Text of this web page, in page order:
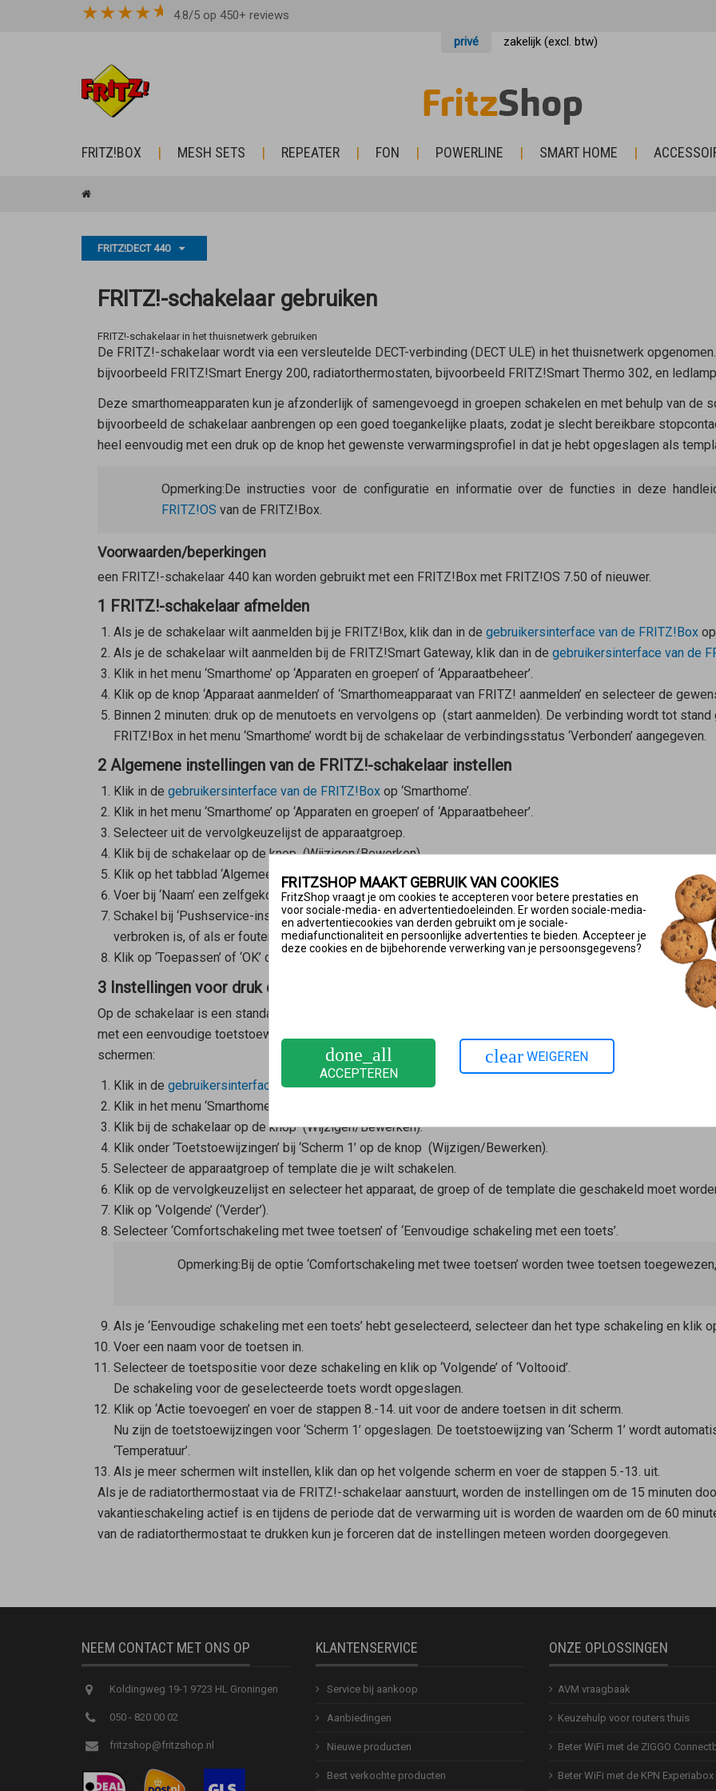
★★★★
4.8/5 op 450+ reviews
privé
zakelijk (excl. btw)
FRITZ!BOX MESH SETS REPEATER FON POWERLINE SMART HOME
FRITZ!DECT 440
FRITZ!-schakelaar gebruiken
FRITZ!-schakelaar in het thuisnetwerk gebruiken
De FRITZ!-schakelaar wordt via een versleutelde DECT-verbinding (DECT ULE) in het thuisnetwerk
bijvoorbeeld FRITZ!Smart Energy 200, radiatorthermostaten, bijvoorbeeld FRITZ!Smart Thermo 302, en
Deze smarthomeapparaten kun je afzonderlijk of samengevoegd in groepen schakelen en met behulp van de
bijvoorbeeld de schakelaar aanbrengen op een goed toegankelijke plaats, zodat je slecht bereikbare
heel eenvoudig met een druk op de knop het gewenste verwarmingsprofiel in dat je hebt opgeslagen als
Opmerking: De instructies voor de configuratie en informatie over de functies in deze
FRITZ!OS van de FRITZ!Box.
Voorwaarden/beperkingen
een FRITZ!-schakelaar 440 kan worden gebruikt met een FRITZ!Box met FRITZ!OS 7.50 of nieuwer.
1 FRITZ!-schakelaar afmelden
Als je de schakelaar wilt aanmelden bij je FRITZ!Box, klik dan in de gebruikersinterface van de FRITZ!Boxop
Als je de schakelaar wilt aanmelden bij de FRITZ!Smart Gateway, klik dan in de gebruikersinterface van de
Klik in het menu ‘Smarthome’ op ‘Apparaten en groepen’ of ‘Apparaatbeheer’.
Klik op de knop ‘Apparaat aanmelden’ of ‘Smarthomeapparaat van FRITZ! aanmelden’ en selecteer de
Binnen 2 minuten: druk op de menutoets en vervolgens op (start aanmelden). De verbinding wordt tot
FRITZ!Box in het menu ‘Smarthome’ wordt bij de schakelaar de verbindingsstatus ‘Verbonden’ aangegeven.
2 Algemene instellingen van de FRITZ!-schakelaar instellen
Klik in de gebruikersinterface van de FRITZ!Boxop ‘Smarthome’.
Klik in het menu ‘Smarthome’ op ‘Apparaten en groepen’ of ‘Apparaatbeheer’.
Selecteer uit de vervolgkeuzelijst de apparaatgroep.
Klik bij de schakelaar op de knop(Wijzigen/Bewerken).
Klik op het tabblad ‘Algemeen’.
Voer bij ‘Naam’ een zelfgekozen naam in voor de schakelaar.
Schakel bij ‘Pushservice-instellingen’ de optie ‘Pushservice actief’ in, zodat je een e-mail ontvangt als de
verbroken is, of als er fouten optreden.
Klik op ‘Toepassen’ of ‘OK’ om de instellingen op te slaan.
3 Instellingen voor druk op de knop configureren
Op de schakelaar is een standaardscherm ‘Temperatuur’ ingesteld. Daarnaast kun je nog drie schermen
met een eenvoudige toetstoewijzing of twee schakelingen met dubbele toetstoewijzing. Door op de
schermen:
Klik in de gebruikersinterface van de FRITZ!Boxop ‘Smarthome’.
Klik in het menu ‘Smarthome’ op ‘Apparaten en groepen’ of ‘Apparaatbeheer’.
Klik bij de schakelaar op de knop(Wijzigen/Bewerken).
Klik onder ‘Toetstoewijzingen’ bij ‘Scherm 1’ op de knop (Wijzigen/Bewerken).
Selecteer de apparaatgroep of template die je wilt schakelen.
Klik op de vervolgkeuzelijst en selecteer het apparaat, de groep of de template die geschakeld moet
Klik op ‘Volgende’ (‘Verder’).
Selecteer ‘Comfortschakeling met twee toetsen’ of ‘Eenvoudige schakeling met een toets’.
Opmerking: Bij de optie ‘Comfortschakeling met twee toetsen’ worden twee toetsen
Als je ‘Eenvoudige schakeling met een toets’ hebt geselecteerd, selecteer dan het type schakeling en klik op
Voer een naam voor de toetsen in.
Selecteer de toetspositie voor deze schakeling en klik op ‘Volgende’ of ‘Voltooid’.
De schakeling voor de geselecteerde toets wordt opgeslagen.
Klik op ‘Actie toevoegen’ en voer de stappen 8.-14. uit voor de andere toetsen in dit scherm.
Nu zijn de toetstoewijzingen voor ‘Scherm 1’ opgeslagen. De toetstoewijzing van ‘Scherm 1’ wordt
‘Temperatuur’.
Als je meer schermen wilt instellen, klik dan op het volgende scherm en voer de stappen 5.-13. uit.
Als je de radiatorthermostaat via de FRITZ!-schakelaar aanstuurt, worden de instellingen om de 15 minuten
vakantieschakeling actief is en tijdens de periode dat de verwarming uit is worden de waarden om de 60
van de radiatorthermostaat te drukken kun je forceren dat de instellingen meteen worden doorgegeven.
NEEM CONTACT MET ONS OP
Koldingweg 19-1 9723 HL Groningen
050 - 820 00 02
fritzshop@fritzshop.nl
KLANTENSERVICE
Service bij aankoop
Aanbiedingen
Nieuwe producten
Best verkochte producten
ONZE OPLOSSINGEN
AVM vraagbaak
Keuzehulp voor routers thuis
Beter WiFi met de ZIGGO
Beter WiFi met de KPN Experiabox
FRITZSHOP MAAKT GEBRUIK VAN COOKIES
FritzShop vraagt je om cookies te accepteren voor betere prestaties en
voor sociale-media- en advertentiedoeleinden. Er worden sociale-media-
en advertentiecookies van derden gebruikt om je sociale-
mediafunctionaliteit en persoonlijke advertenties te bieden. Accepteer je
deze cookies en de bijbehorende verwerking van je persoonsgegevens?
done_all
ACCEPTEREN
clear WEIGEREN